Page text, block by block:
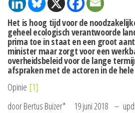
Het is hoog tijd voor de
geheel ecologisch verantwoorde
prima toe in staat en een groot
minister maar zorgt voor een
overheidsbeleid voor de lange
afspraken met de actoren in de
Opinie [1]
door Bertus Buizer* 19 juni 2018 –